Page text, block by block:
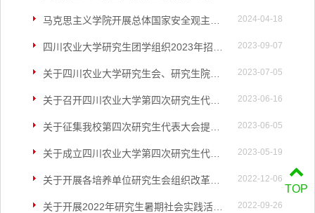
2024-04-18
马克思主义学院开展总体国家安全观主题党团活动
2023-09-07
四川农业大学研究生团学组织2023年招新公告
2023-07-05
关于四川农业大学研究生会、研究生院团委、党建服务中心主要负责人任命通知
2023-06-16
关于召开四川农业大学第四次研究生代表大会的通知
2023-06-05
关于征集我校第四次研究生代表大会提案的通知
2023-05-19
关于成立四川农业大学第四次研究生代表大会筹备工作组的通知
2022-12-06
关于开展各培养单位研究生会组织改革评估工作的通知
2022-09-26
关于开展2022年研究生暑期社会实践活动总结评选工作的通知
TOP